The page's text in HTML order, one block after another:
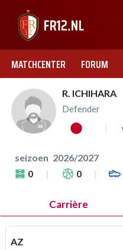
MATCHCENTER FORUM
R. ICHIHARA
Defender
seizoen 2026/2027
0 0
Carrière
AZ